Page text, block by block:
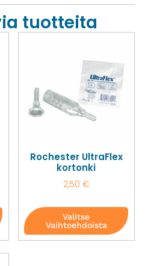
tuotteita
Rochester UltraFlex
kortonki
2,50 €
Valitse
Vaihtoehdoista